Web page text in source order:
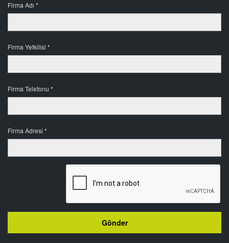
Firma Adı *
Firma Yetkilisi *
Firma Telefonu *
Firma Adresi *